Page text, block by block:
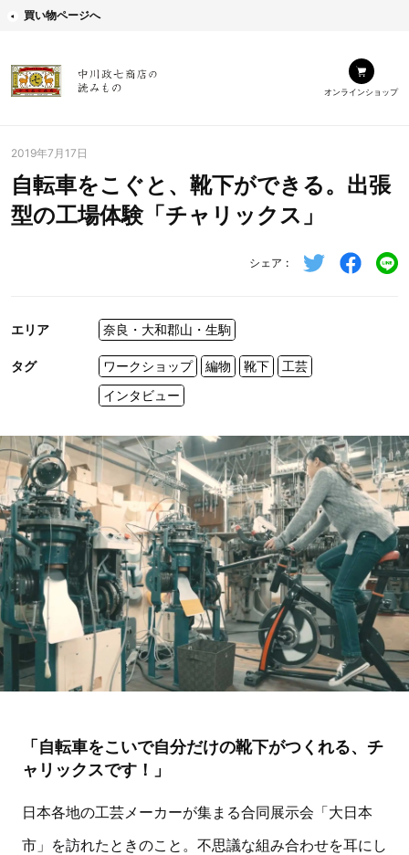
買い物ページへ
オンラインショップ
2019年7月17日
自転車をこぐと、靴下ができる。出張
型の工場体験「チャリックス」
シェア
エリア 奈良・大和郡山・生駒
タグ ワークショップ 編物 靴下
工芸
インタビュー
「自転車をこいで自分だけの靴下がつくれる、チ
ャリックスです！」
日本各地の工芸メーカーが集まる合同展示会「大日本
市」を訪れたときのこと。不思議な組み合わせを耳にし